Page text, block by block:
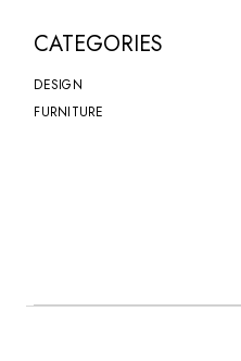
CATEGORIES
DESIGN
FURNITURE